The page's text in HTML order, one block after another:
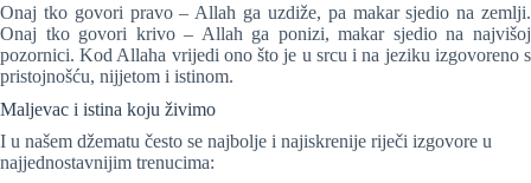
Onaj tko govori pravo – Allah ga uzdiže, pa makar sjedio na zemlji.
Onaj tko govori krivo – Allah ga ponizi, makar sjedio na najvišoj
pozornici. Kod Allaha vrijedi ono što je u srcu i na jeziku izgovoreno s
pristojnošću, nijjetom i istinom.
Maljevac i istina koju živimo
I u našem džematu često se najbolje i najiskrenije riječi izgovore u
najjednostavnijim trenucima: